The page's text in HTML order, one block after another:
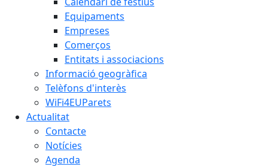
Equipaments
Empreses
Comerços
Entitats i associacions
Informació geogràfica
Telèfons d'interès
WiFi4EUParets
Actualitat
Contacte
Notícies
Agenda